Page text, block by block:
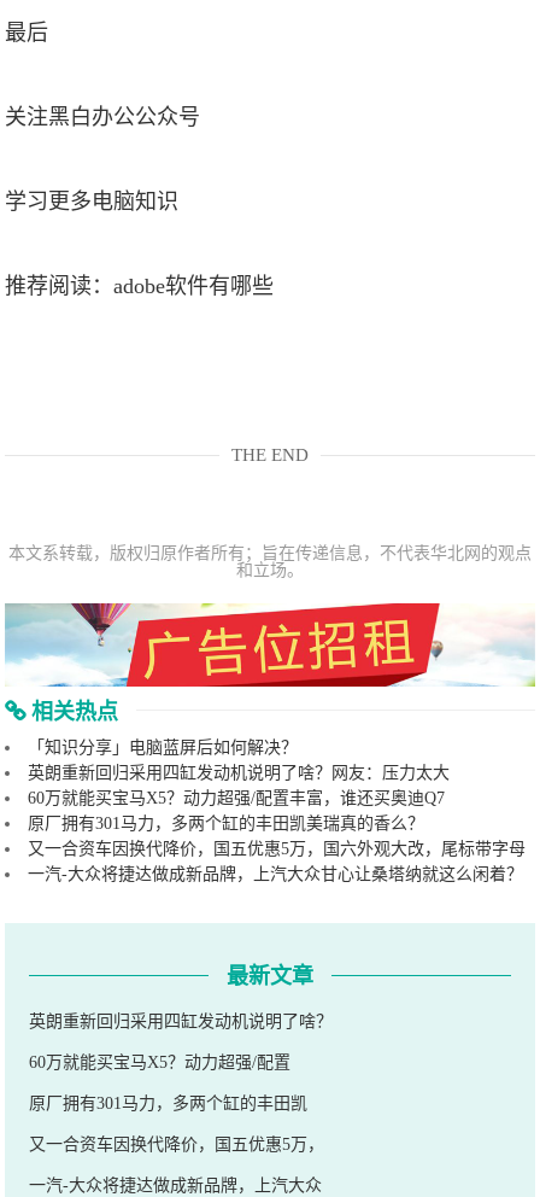
最后
关注黑白办公公众号
学习更多电脑知识
推荐阅读：adobe软件有哪些
THE END
本文系转载，版权归原作者所有；旨在传递信息，不代表华北网的观点
和立场。
相关热点
「知识分享」电脑蓝屏后如何解决？
英朗重新回归采用四缸发动机说明了啥？网友：压力太大
60万就能买宝马X5？动力超强/配置丰富，谁还买奥迪Q7
原厂拥有301马力，多两个缸的丰田凯美瑞真的香么？
又一合资车因换代降价，国五优惠5万，国六外观大改，尾标带字母
一汽-大众将捷达做成新品牌，上汽大众甘心让桑塔纳就这么闲着？
最新文章
英朗重新回归采用四缸发动机说明了啥？
60万就能买宝马X5？动力超强/配置
原厂拥有301马力，多两个缸的丰田凯
又一合资车因换代降价，国五优惠5万，
一汽-大众将捷达做成新品牌，上汽大众